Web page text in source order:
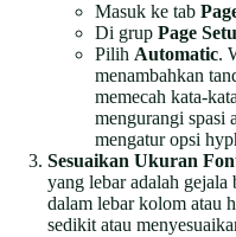
Masuk ke tab
Di grup Page
Pilih Automatic.
menambahkan
memecah kata-
mengurangi spasi
mengatur opsi
Sesuaikan Ukuran
yang lebar adalah
dalam lebar kolom atau
sedikit atau